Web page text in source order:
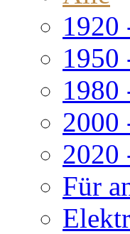
1920
1950
1980
2000
2020
Für